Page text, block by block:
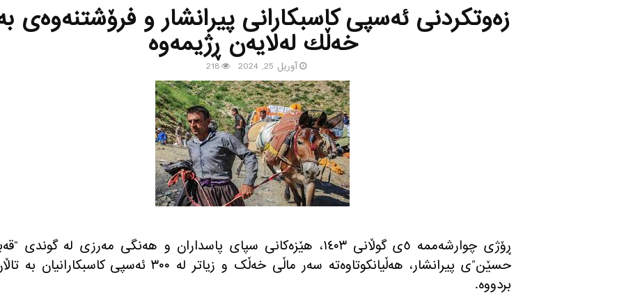
زه‌وتكردنی ئه‌سپی كاسبكارانی پیرانشار و فرۆشتنه‌وه‌ی
خه‌ڵك له‌لایه‌ن ڕژیمه‌وه‌
آوریل 25, 2024 218
ڕۆژی چوارشەممە ٥ی گوڵانی ١٤٠٣، هێزەکانی سپای پاسداران و هه‌نگی مه‌رزی لە گوندی
حسێن”ی پیرانشار، هەڵیانکوتاوەتە سەر ماڵی خەڵک و زیاتر لە ٣٠٠ ئەسپی کاسبکارانیان بە
بردووە.